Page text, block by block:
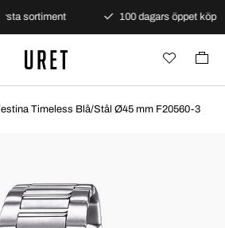
sortiment 100 dagars öppet köp
Timeless Blå/Stål Ø45 mm F20560-3